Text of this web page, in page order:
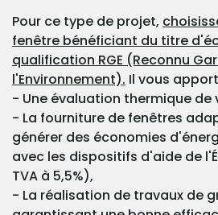
Pour ce type de projet,
fenêtre bénéficiant du titre
qualification RGE (Reconnu
l'Environnement). Il vous
- Une évaluation thermique de
- La fourniture de fenêtres
générer des économies
avec les dispositifs d'aide de
TVA à 5,5%),
- La réalisation de travaux de